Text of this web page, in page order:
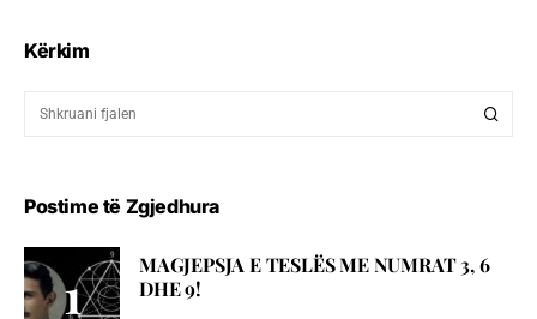
Kërkim
Postime të Zgjedhura
MAGJEPSJA E TESLËS ME NUMRAT 3, 6
DHE 9!